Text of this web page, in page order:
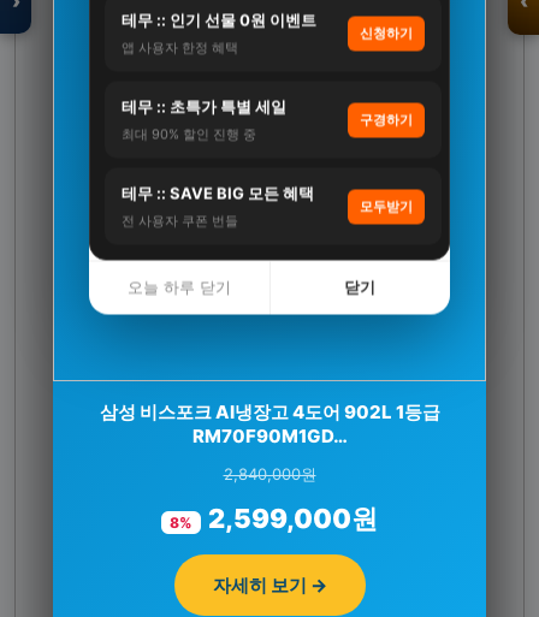
테무 :: 인기 선물 0원 이벤트
앱 사용자 한정 혜택
신청하기
테무 :: 초특가 특별 세일
최대 90% 할인 진행 중
구경하기
테무 :: SAVE BIG 모든 혜택
전 사용자 쿠폰 번들
모두받기
오늘 하루 닫기 닫기
[3+1] 동국제약 마이핏 V 활성엽산 임신준비 임산
부영양 30정, 4개
100,000원
68% 31,900원
자세히 보기 →
삼성 비스포크 AI냉장고 4도어 902L 1등급
RM70F90M1GD…
2,840,000원
8% 2,599,000원
자세히 보기 →